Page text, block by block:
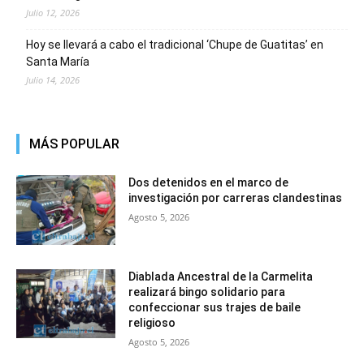
Julio 12, 2026
Hoy se llevará a cabo el tradicional ‘Chupe de Guatitas’ en
Santa María
Julio 14, 2026
MÁS POPULAR
Dos detenidos en el marco de
investigación por carreras clandestinas
Agosto 5, 2026
Diablada Ancestral de la Carmelita
realizará bingo solidario para
confeccionar sus trajes de baile
religioso
Agosto 5, 2026